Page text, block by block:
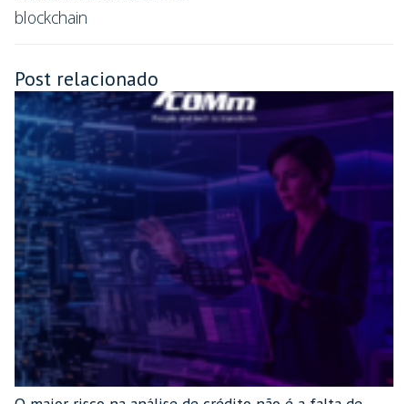
blockchain
Post relacionado